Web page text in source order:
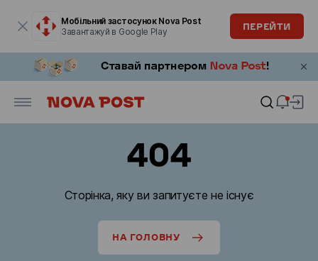
Мобільний застосунок Nova Post
Завантажуй в Google Play
ПЕРЕЙТИ
404
Сторінка, яку ви запитуєте не існує
НА ГОЛОВНУ